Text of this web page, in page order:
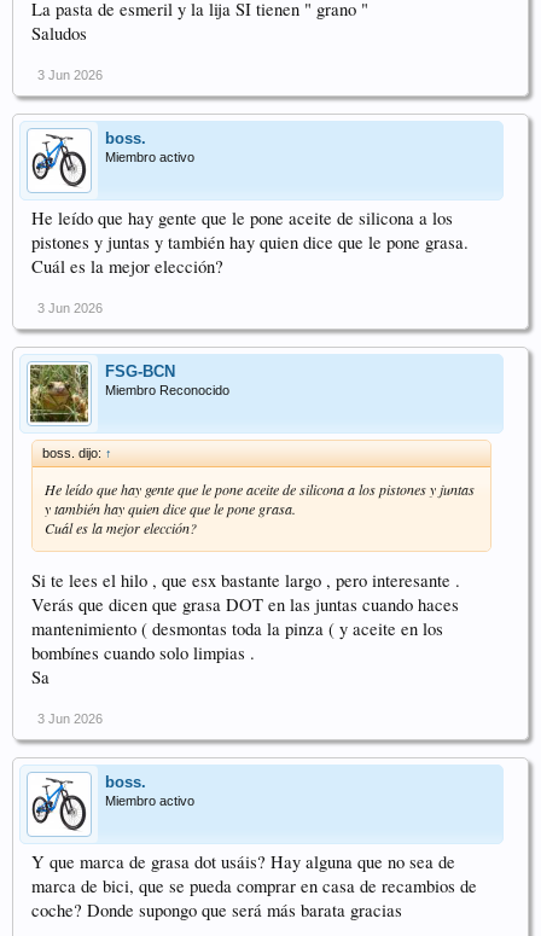
La pasta de esmeril y la lija SI tienen " grano "
Saludos
3 Jun 2026
boss.
Miembro activo
He leído que hay gente que le pone aceite de silicona a los
pistones y juntas y también hay quien dice que le pone grasa.
Cuál es la mejor elección?
3 Jun 2026
FSG-BCN
Miembro Reconocido
boss. dijo: ↑
He leído que hay gente que le pone aceite de silicona a los pistones y juntas
y también hay quien dice que le pone grasa.
Cuál es la mejor elección?
Si te lees el hilo , que esx bastante largo , pero interesante .
Verás que dicen que grasa DOT en las juntas cuando haces
mantenimiento ( desmontas toda la pinza ( y aceite en los
bombínes cuando solo limpias .
Sa
3 Jun 2026
boss.
Miembro activo
Y que marca de grasa dot usáis? Hay alguna que no sea de
marca de bici, que se pueda comprar en casa de recambios de
coche? Donde supongo que será más barata gracias